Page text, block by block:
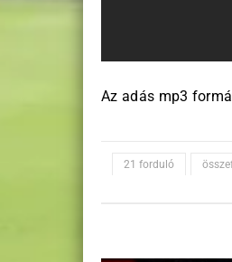
Az adás mp3
21 forduló